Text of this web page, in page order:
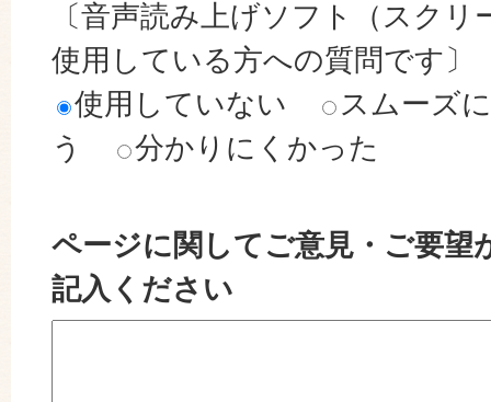
〔音声読み上げソフト（スク
使用している方への質問です〕
使用していない
スムーズ
う
分かりにくかった
ページに関してご意見・ご要望
記入ください